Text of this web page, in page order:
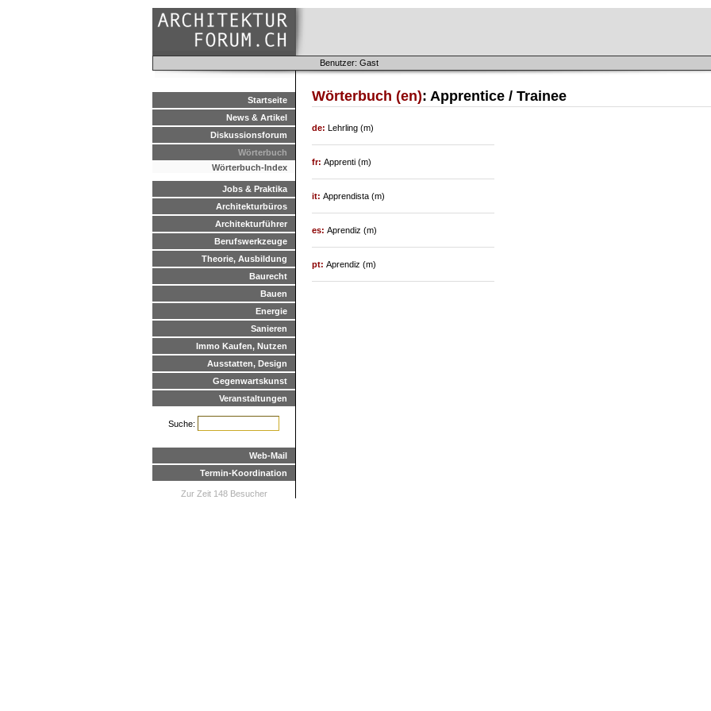
Benutzer: Gast
Startseite
News & Artikel
Diskussionsforum
Wörterbuch
Wörterbuch-Index
Jobs & Praktika
Architekturbüros
Architekturführer
Berufswerkzeuge
Theorie, Ausbildung
Baurecht
Bauen
Energie
Sanieren
Immo Kaufen, Nutzen
Ausstatten, Design
Gegenwartskunst
Veranstaltungen
Suche:
Web-Mail
Termin-Koordination
Zur Zeit 148 Besucher
Wörterbuch (en): Apprentice / Trainee
de: Lehrling (m)
fr: Apprenti (m)
it: Apprendista (m)
es: Aprendiz (m)
pt: Aprendiz (m)